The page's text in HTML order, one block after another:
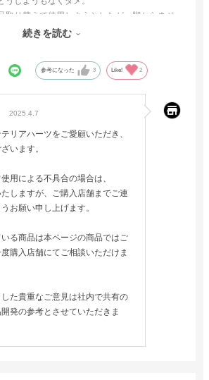
取り替えて使用しようとしたが、脚からネジ
続きを読む
参考になった 3 Like! 2
2025.4.7
リアハーツをご愛顧いただき、
います。
用による不具合の場合は、
しますが、ご購入店舗までご連
お願い申し上げます。
る商品は本ページの商品ではご
購入店舗にてご相談いただけま
た貴重なご意見は社内で共有の
発の参考とさせていただきま